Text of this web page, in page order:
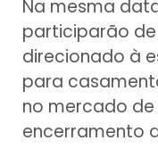
Na mesma
participarão
direcionado à
para
no mercado de
encerramento